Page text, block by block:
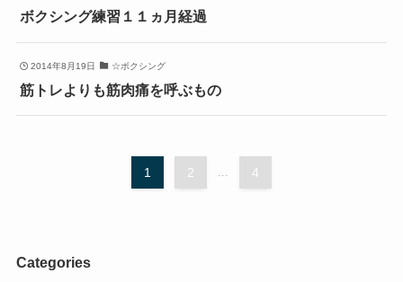
ボクシング練習１１ヵ月経過
2014年8月19日 ☆ボクシング
筋トレよりも筋肉痛を呼ぶもの
1 2 4
Categories